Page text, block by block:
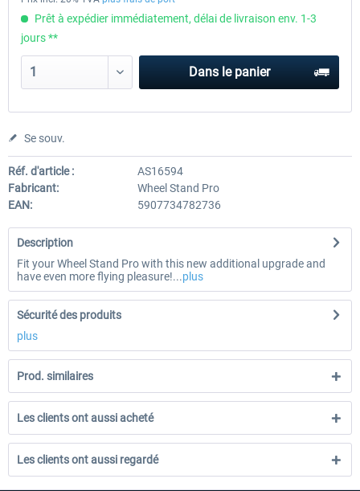
Prêt à expédier immédiatement, délai de livraison env. 1-3
jours **
Dans le panier
Se souv.
Réf. d'article :
AS16594
Fabricant:
Wheel Stand Pro
EAN:
5907734782736
Description
Fit your Wheel Stand Pro with this new additional upgrade and
have even more flying pleasure!...plus
Sécurité des produits
plus
Prod. similaires
Les clients ont aussi acheté
Les clients ont aussi regardé